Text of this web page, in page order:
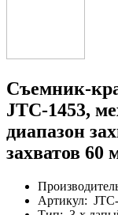
Съемник-
JTC-1453,
диапазон
захватов 60
Артикул: